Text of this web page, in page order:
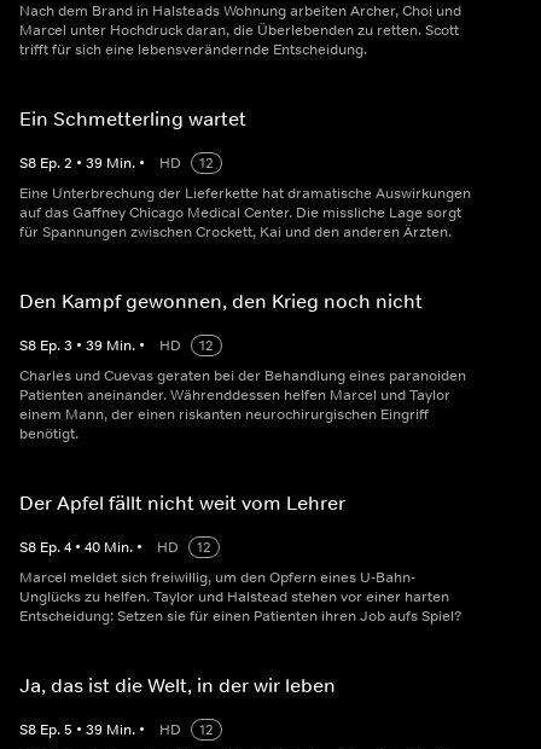
Nach dem Brand in Halsteads Wohnung arbeiten Archer, Choi und
Marcel unter Hochdruck daran, die Überlebenden zu retten. Scott
trifft für sich eine lebensverändernde Entscheidung.
Ein Schmetterling wartet
S8 Ep.2 • 39 Min. • HD
12
Eine Unterbrechung der Lieferkette hat dramatische Auswirkungen
auf das Gaffney Chicago Medical Center. Die missliche Lage sorgt
für Spannungen zwischen Crockett, Kai und den anderen Ärzten.
Den Kampf gewonnen, den Krieg noch nicht
S8 Ep.3 • 39 Min. • HD
12
Charles und Cuevas geraten bei der Behandlung eines paranoiden
Patienten aneinander. Währenddessen helfen Marcel und Taylor
einem Mann, der einen riskanten neurochirurgischen Eingriff
benötigt.
Der Apfel fällt nicht weit vom Lehrer
S8 Ep.4 • 40 Min. • HD
12
Marcel meldet sich freiwillig, um den Opfern eines U-Bahn-
Unglücks zu helfen. Taylor und Halstead stehen vor einer harten
Entscheidung: Setzen sie für einen Patienten ihren Job aufs Spiel?
Ja, das ist die Welt, in der wir leben
S8 Ep.5 • 39 Min. • HD
12